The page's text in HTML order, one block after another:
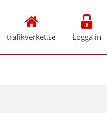
trafikverket.se Logga in